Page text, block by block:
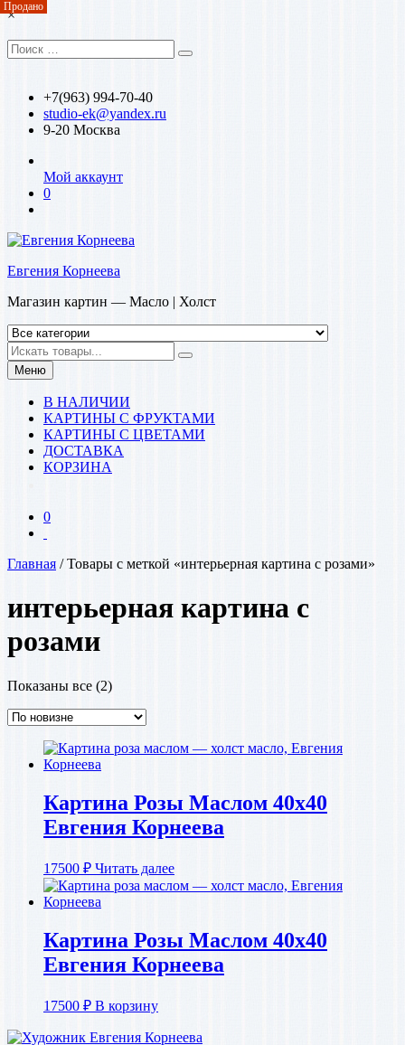
Перейти
содержимому
×
Искать:
Поиск
+7(963) 994-70-40
studio-ek@yandex.ru
9-20 Москва
Мой аккаунт
0
Евгения Корнеева
Магазин картин — Масло | Холст
Искать
Меню
В НАЛИЧИИ
КАРТИНЫ С ФРУКТАМИ
КАРТИНЫ С ЦВЕТАМИ
ДОСТАВКА
КОРЗИНА
0
Главная / Товары с меткой «интерьерная картина с розами»
интерьерная картина с
розами
Показаны все (2)Сортировка:
недавние
Продано
Картина Розы Маслом 40х40
Евгения Корнеева
17500 ₽ Читать далее
Картина Розы Маслом 40х40
Евгения Корнеева
17500 ₽ В корзину